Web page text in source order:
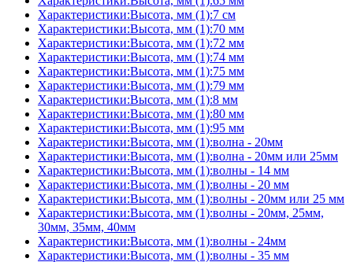
Характеристики:Высота, мм (1):7 см
Характеристики:Высота, мм (1):70 мм
Характеристики:Высота, мм (1):72 мм
Характеристики:Высота, мм (1):74 мм
Характеристики:Высота, мм (1):75 мм
Характеристики:Высота, мм (1):79 мм
Характеристики:Высота, мм (1):8 мм
Характеристики:Высота, мм (1):80 мм
Характеристики:Высота, мм (1):95 мм
Характеристики:Высота, мм (1):волна - 20мм
Характеристики:Высота, мм (1):волна - 20мм или 25мм
Характеристики:Высота, мм (1):волны - 14 мм
Характеристики:Высота, мм (1):волны - 20 мм
Характеристики:Высота, мм (1):волны - 20мм или 25 мм
Характеристики:Высота, мм (1):волны - 20мм, 25мм,
30мм, 35мм, 40мм
Характеристики:Высота, мм (1):волны - 24мм
Характеристики:Высота, мм (1):волны - 35 мм